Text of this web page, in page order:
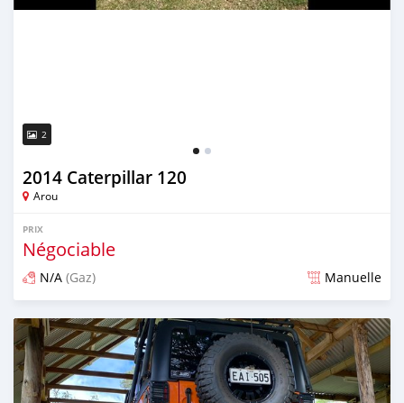
2
2014 Caterpillar 120
Arou
PRIX
Négociable
N/A (Gaz) Manuelle
Publié il y a environ 5 ans